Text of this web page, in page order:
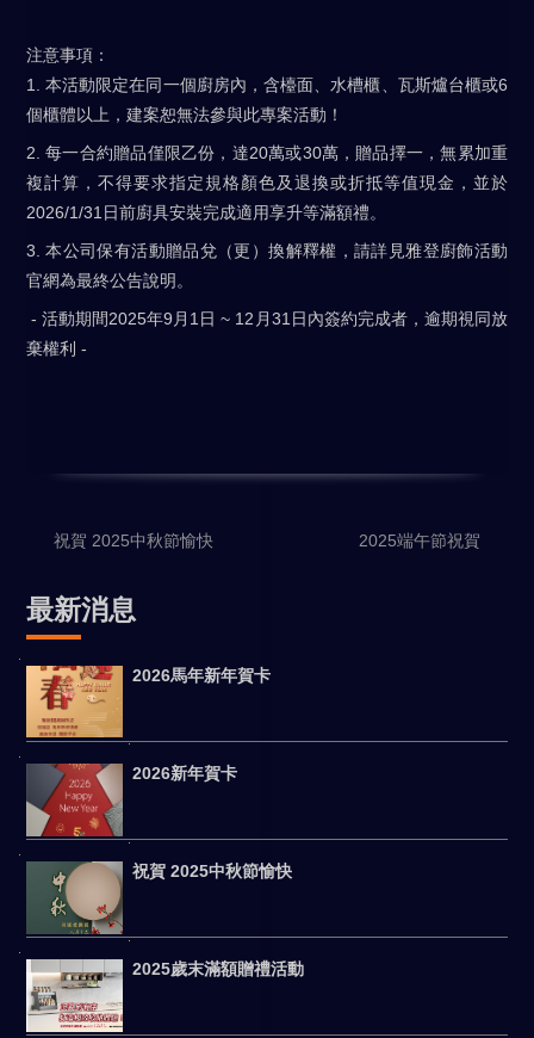
注意事項：
1. 本活動限定在同一個廚房內，含檯面、水槽櫃、瓦斯爐台櫃或6
個櫃體以上，建案恕無法參與此專案活動！
2. 每一合約贈品僅限乙份，達20萬或30萬，贈品擇一，無累加重
複計算，不得要求指定規格顏色及退換或折抵等值現金，並於
2026/1/31日前廚具安裝完成適用享升等滿額禮。
3. 本公司保有活動贈品兌（更）換解釋權，請詳見雅登廚飾活動
官網為最終公告說明。
- 活動期間2025年9月1日 ~ 12月31日內簽約完成者，逾期視同放
棄權利 -
祝賀 2025中秋節愉快 2025端午節祝賀
最新消息
2026馬年新年賀卡
2026新年賀卡
祝賀 2025中秋節愉快
2025歲末滿額贈禮活動